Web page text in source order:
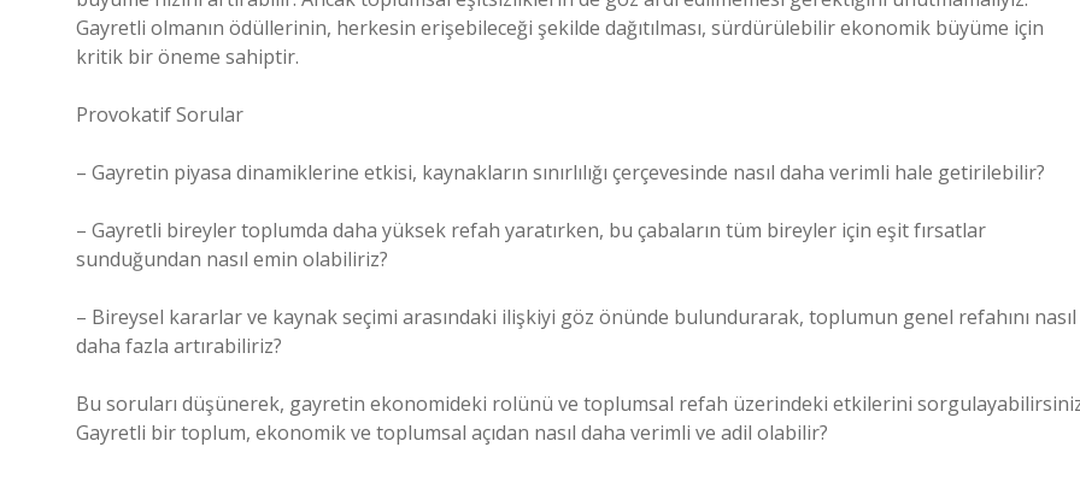
Gayretli olmanın ödüllerinin, herkesin erişebileceği şekilde dağıtılması, sürdürülebilir ekonomik büyüme için
kritik bir öneme sahiptir.
Provokatif Sorular
– Gayretin piyasa dinamiklerine etkisi, kaynakların sınırlılığı çerçevesinde nasıl daha verimli hale getirilebilir?
– Gayretli bireyler toplumda daha yüksek refah yaratırken, bu çabaların tüm bireyler için eşit fırsatlar
sunduğundan nasıl emin olabiliriz?
– Bireysel kararlar ve kaynak seçimi arasındaki ilişkiyi göz önünde bulundurarak, toplumun genel refahını nasıl
daha fazla artırabiliriz?
Bu soruları düşünerek, gayretin ekonomideki rolünü ve toplumsal refah üzerindeki etkilerini
Gayretli bir toplum, ekonomik ve toplumsal açıdan nasıl daha verimli ve adil olabilir?